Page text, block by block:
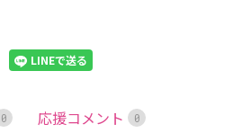
LINEで送る
0 応援コメント 0